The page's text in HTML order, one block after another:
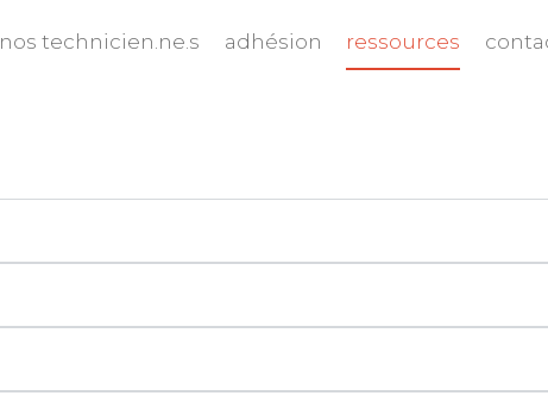
nos technicien.ne.s adhésion ressources